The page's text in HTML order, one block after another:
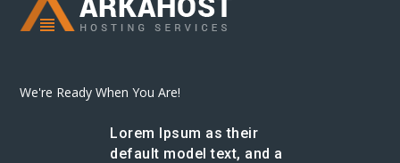
We're Ready When You Are!
Lorem Ipsum as their
default model text, and a